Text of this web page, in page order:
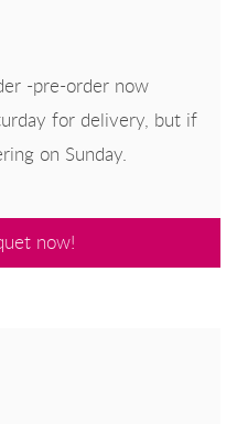
-pre-order now
for delivery, but if
on Sunday.
now!